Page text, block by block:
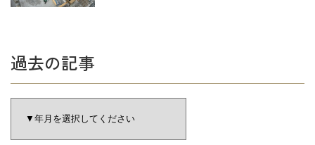
過去の記事